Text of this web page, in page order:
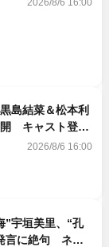
島結菜＆松本利
開 キャスト登壇
2026/8/6 16:00
”宇垣美里、“孔
言に絶句 ネッ